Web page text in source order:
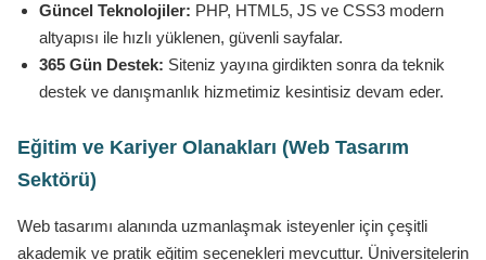
Güncel Teknolojiler: PHP, HTML5, JS ve CSS3 modern
altyapısı ile hızlı yüklenen, güvenli sayfalar.
365 Gün Destek: Siteniz yayına girdikten sonra da teknik
destek ve danışmanlık hizmetimiz kesintisiz devam eder.
Eğitim ve Kariyer Olanakları (Web Tasarım
Sektörü)
Web tasarımı alanında uzmanlaşmak isteyenler için çeşitli
akademik ve pratik eğitim seçenekleri mevcuttur. Üniversitelerin